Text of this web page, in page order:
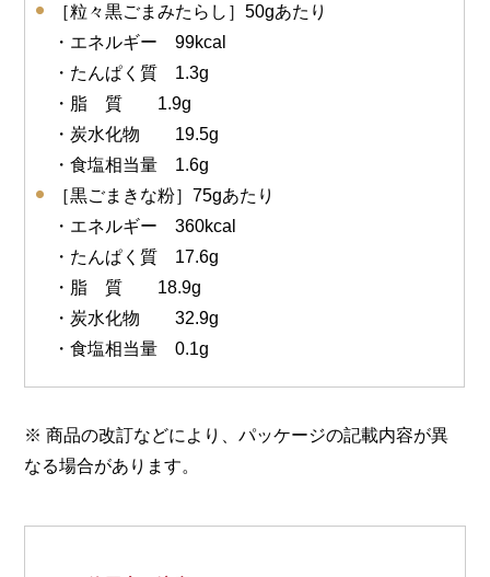
［粒々黒ごまみたらし］50gあたり
・エネルギー 99kcal
・たんぱく質 1.3g
・脂 質 1.9g
・炭水化物 19.5g
・食塩相当量 1.6g
［黒ごまきな粉］75gあたり
・エネルギー 360kcal
・たんぱく質 17.6g
・脂 質 18.9g
・炭水化物 32.9g
・食塩相当量 0.1g
※ 商品の改訂などにより、パッケージの記載内容が異
なる場合があります。